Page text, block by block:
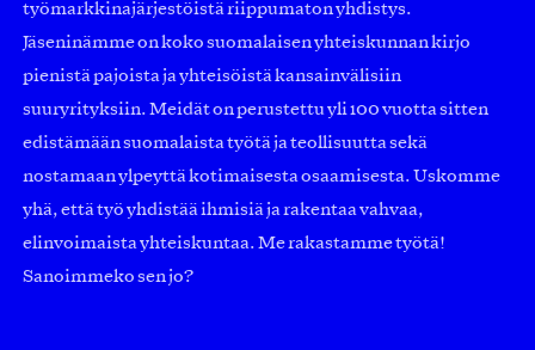
työmarkkinajärjestöistä riippumaton yhdistys.
Jäseninämme on koko suomalaisen yhteiskunnan kirjo
pienistä pajoista ja yhteisöistä kansainvälisiin
suuryrityksiin. Meidät on perustettu yli 100 vuotta sitten
edistämään suomalaista työtä ja teollisuutta sekä
nostamaan ylpeyttä kotimaisesta osaamisesta. Uskomme
yhä, että työ yhdistää ihmisiä ja rakentaa vahvaa,
elinvoimaista yhteiskuntaa. Me rakastamme työtä!
Sanoimmeko sen jo?